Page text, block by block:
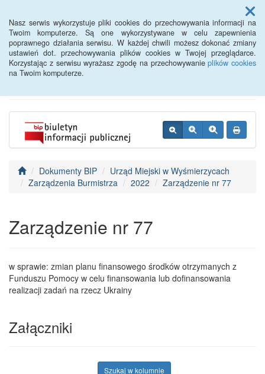
Nasz serwis wykorzystuje pliki cookies do przechowywania informacji na
Twoim komputerze. Są one wykorzystywane w celu zapewnienia
poprawnego działania serwisu. W każdej chwili możesz dokonać zmiany
ustawień dot. przechowywania plików cookies w Twojej przeglądarce.
Korzystając z serwisu wyrażasz zgodę na przechowywanieplików cookies
na Twoim komputerze.
Menu
BIP - Urząd Miejski
Wyśmierzyce
Dokumenty BIP
Urząd Miejski w Wyśmierzycach
Zarządzenia Burmistrza
2022 Zarządzenie nr 77
Zarządzenie nr 77
w sprawie: zmian planu finansowego środków otrzymanych z
Funduszu Pomocy w celu finansowania lub dofinansowania
realizacji zadań na rzecz Ukrainy
Załączniki
Szukaj w kolumnie